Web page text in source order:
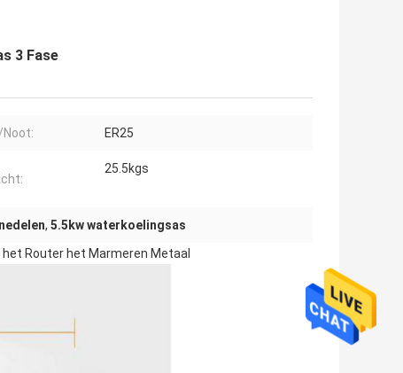
3 Fase
Noot: ER25
25.5kgs
, 5.5kw waterkoelingsas
het Router het Marmeren Metaal